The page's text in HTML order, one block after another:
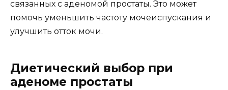
связанных с аденомой простаты. Это может
помочь уменьшить частоту мочеиспускания и
улучшить отток мочи.
Диетический выбор при
аденоме простаты